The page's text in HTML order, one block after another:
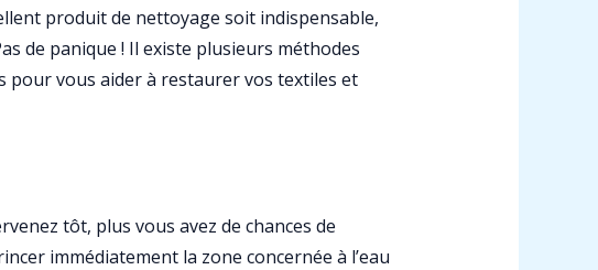
produit de nettoyage soit indispensable,
de panique ! Il existe plusieurs méthodes
pour vous aider à restaurer vos textiles et
tôt, plus vous avez de chances de
immédiatement la zone concernée à l’eau